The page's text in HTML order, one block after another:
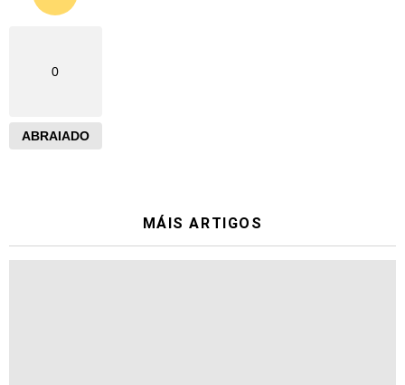
0
ABRAIADO
MÁIS ARTIGOS